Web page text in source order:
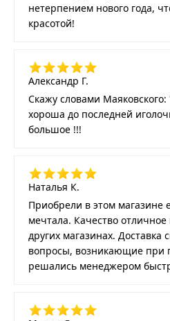
нетерпением нового года,
красотой!
Александр Г.
Скажу словами Маяковского:
хороша до последней
большое !!!
Наталья К.
Приобрели в этом магазине
мечтала. Качество
других магазинах. Доставка
вопросы, возникающие при
решались менеджером